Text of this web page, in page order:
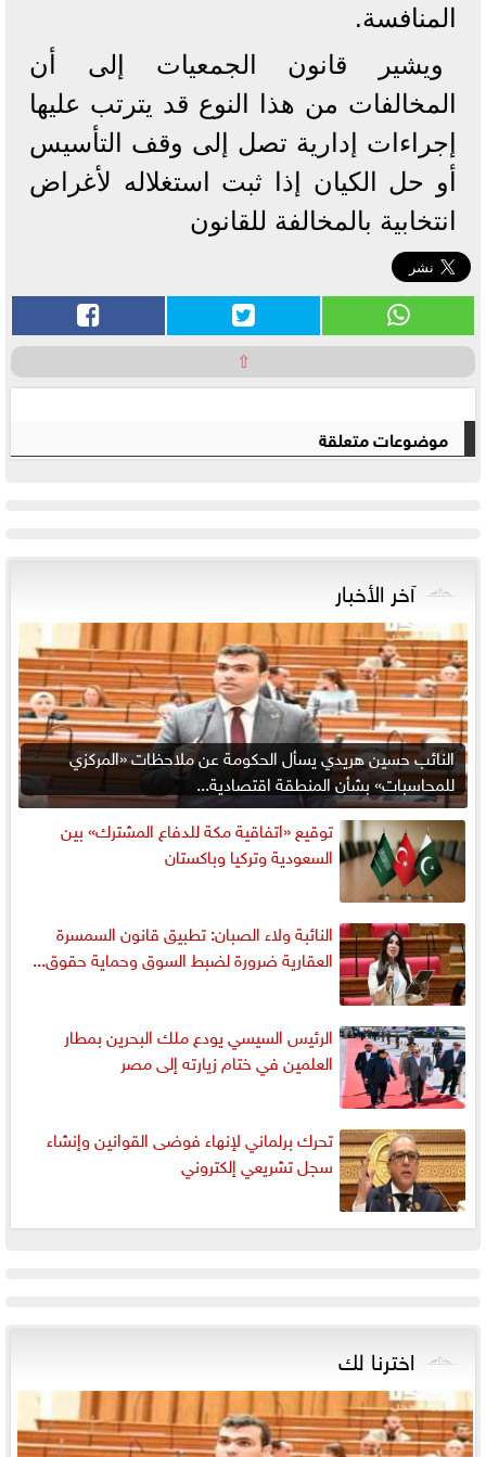
المنافسة.
ويشير قانون الجمعيات إلى أن
المخالفات من هذا النوع قد يترتب عليها
إجراءات إدارية تصل إلى وقف التأسيس
أو حل الكيان إذا ثبت استغلاله لأغراض
انتخابية بالمخالفة للقانون
⇧
موضوعات متعلقة
آخر الأخبار
النائب حسين هريدي يسأل الحكومة عن ملاحظات «المركزي
للمحاسبات» بشأن المنطقة اقتصادية...
توقيع «اتفاقية مكة للدفاع المشترك» بين
السعودية وتركيا وباكستان
النائبة ولاء الصبان: تطبيق قانون السمسرة
العقارية ضرورة لضبط السوق وحماية حقوق...
الرئيس السيسي يودع ملك البحرين بمطار
العلمين في ختام زيارته إلى مصر
تحرك برلماني لإنهاء فوضى القوانين وإنشاء
سجل تشريعي إلكتروني
اخترنا لك